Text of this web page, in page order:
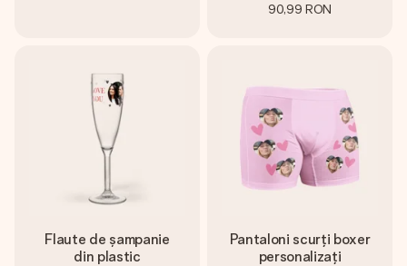
90,99 RON
Flaute de șampanie
din plastic
Pantaloni scurți boxer
personalizați